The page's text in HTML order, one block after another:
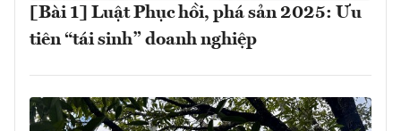
[Bài 1] Luật Phục hồi, phá sản 2025: Ưu
tiên “tái sinh” doanh nghiệp